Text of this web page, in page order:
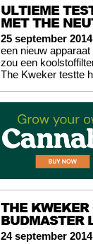
ULTIEME
MET THE
25 september 2014
een nieuw
zou een
The Kweker testte
THE KWEKER
BUDMASTER
24 september 2014